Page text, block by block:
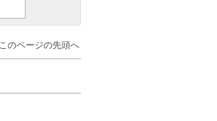
このページの先頭へ